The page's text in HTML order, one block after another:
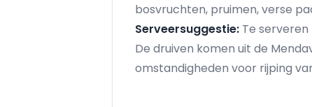
bosvruchten, pruimen, verse
Serveersuggestie: Te
De druiven komen uit de
omstandigheden voor rijping